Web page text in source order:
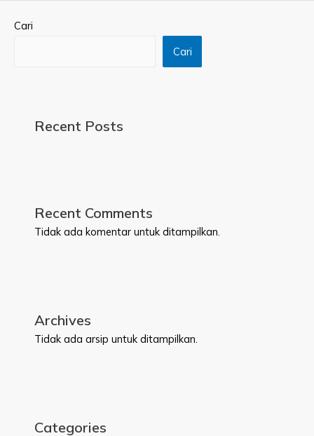
Cari
Cari
Recent Posts
Recent Comments
Tidak ada komentar untuk ditampilkan.
Archives
Tidak ada arsip untuk ditampilkan.
Categories